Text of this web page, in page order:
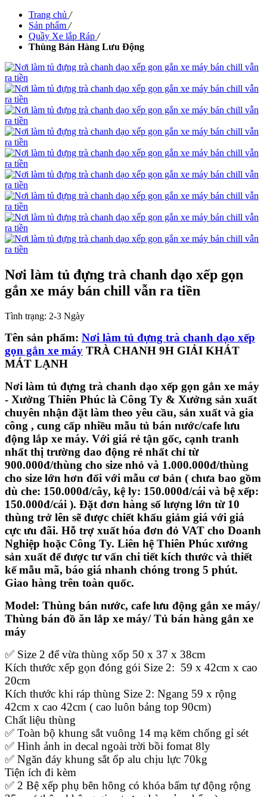
Trang chủ /
Sản phẩm /
Quầy Xe lắp Ráp /
Thùng Bán Hàng Lưu Động
Nơi làm tủ đựng trà chanh dạo xếp gọn
gắn xe máy bán chill vẫn ra tiền
Tình trạng: 2-3 Ngày
Tên sản phẩm: Nơi làm tủ đựng trà chanh dạo xếp
gọn gắn xe máy TRÀ CHANH 9H GIẢI KHÁT
MÁT LẠNH
Nơi làm tủ đựng trà chanh dạo xếp gọn gắn xe máy
- Xưởng Thiên Phúc là Công Ty & Xưởng sản xuất
chuyên nhận đặt làm theo yêu cầu, sản xuất và gia
công , cung cấp nhiều mẫu tủ bán nước/cafe lưu
động lắp xe máy. Với giá rẻ tận gốc, cạnh tranh
nhất thị trường dao động rẻ nhất chỉ từ
900.000đ/thùng cho size nhỏ và 1.000.000đ/thùng
cho size lớn hơn đối với mẫu cơ bản ( chưa bao gồm
dù che: 150.000đ/cây, kệ ly: 150.000đ/cái và bệ xếp:
150.000đ/cái ). Đặt đơn hàng số lượng lớn từ 10
thùng trở lên sẽ được chiết khấu giảm giá với giá
cực ưu đãi. Hỗ trợ xuất hóa đơn đỏ VAT cho Doanh
Nghiệp hoặc Công Ty. Liên hệ Thiên Phúc xưởng
sản xuất để được tư vấn chi tiết kích thước và thiết
kế mẫu mã, báo giá nhanh chóng trong 5 phút.
Giao hàng trên toàn quốc.
Model: Thùng bán nước, cafe lưu động gắn xe máy/
Thùng bán đồ ăn lắp xe máy/ Tủ bán hàng gắn xe
máy
✅ Size 2 để vừa thùng xốp 50 x 37 x 38cm
Kích thước xếp gọn đóng gói Size 2: 59 x 42cm x cao
20cm
Kích thước khi ráp thùng Size 2: Ngang 59 x rộng
42cm x cao 42cm ( cao luôn bảng top 90cm)
Chất liệu thùng
✅ Toàn bộ khung sắt vuông 14 mạ kẽm chống gỉ sét
✅ Hình ảnh in decal ngoài trời bồi fomat 8ly
✅ Ngăn đáy khung sắt ốp alu chịu lực 70kg
Tiện ích đi kèm
✅ 2 Bệ xếp phụ bên hông có khóa bấm tự động rộng